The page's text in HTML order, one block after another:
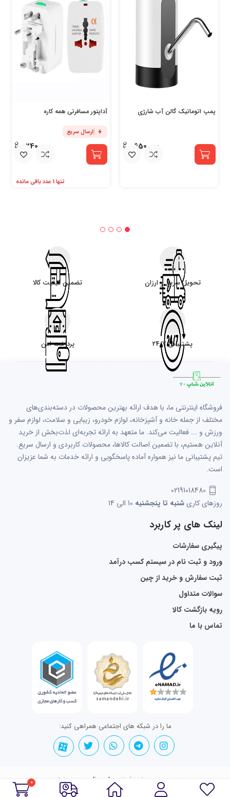
0
پمپ اتوماتیک گالن آب شارژی
650,000
آداپتور مسافرتی همه کاره
ارسال سریع
240,000
تنها 1 عدد باقی مانده
تحویل سریع و ارزان تضمین کیفیت کالا
پشتیبانی 24/7 پرداخت امن
فروشگاه اینترنتی ما، با هدف ارائه بهترین محصولات در دسته‌بندی‌های
مختلف از جمله خانه و آشپزخانه، لوازم خودرو، زیبایی و سلامت، لوازم سفر و
ورزش و ... فعالیت می‌کند. ما متعهد به ارائه تجربه‌ای لذت‌بخش از خرید
آنلاین هستیم، با تضمین اصالت کالاها، محصولات کاربردی و ارسال سریع.
تیم پشتیبانی ما نیز همواره آماده پاسخگویی و ارائه خدمات به شما عزیزان
است.
02191018480
روزهای کاریشنبه تا پنجشنبه
لینک های پر کاربرد
پیگیری سفارشات
ورود و ثبت نام در سیستم کسب درآمد
ثبت سفارش و خرید از چین
سوالات متداول
رویه بازگشت کالا
تماس با ما
ما را در شبکه های اجتماعی همراهی کنید:
تمامی حقوق برای onlineshop70.ir محفوظ است.